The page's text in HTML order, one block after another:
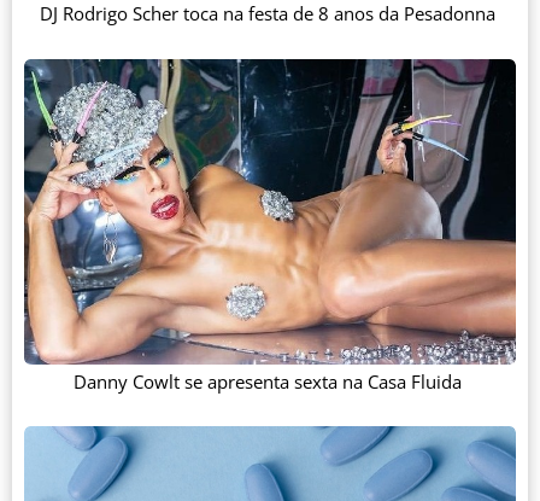
DJ Rodrigo Scher toca na festa de 8 anos da Pesadonna
Danny Cowlt se apresenta sexta na Casa Fluida